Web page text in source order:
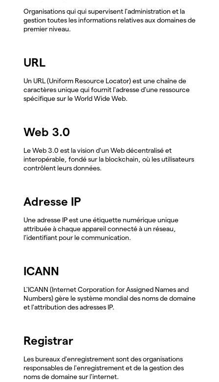
Organisations qui qui supervisent l'administration et la
gestion toutes les informations relatives aux domaines de
premier niveau.
URL
Un URL (Uniform Resource Locator) est une chaîne de
caractères unique qui fournit l'adresse d'une ressource
spécifique sur le World Wide Web.
Web 3.0
Le Web 3.0 est la vision d'un Web décentralisé et
interopérable, fondé sur la blockchain, où les utilisateurs
contrôlent leurs données.
Adresse IP
Une adresse IP est une étiquette numérique unique
attribuée à chaque appareil connecté à un réseau,
l'identifiant pour le communication.
ICANN
L'ICANN (Internet Corporation for Assigned Names and
Numbers) gère le système mondial des noms de domaine
et l'attribution des adresses IP.
Registrar
Les bureaux d'enregistrement sont des organisations
responsables de l'enregistrement et de la gestion des
noms de domaine sur l'internet.